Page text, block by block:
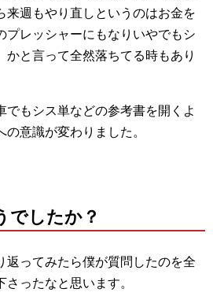
来週もやり直しというのはお金を
プレッシャーにもなりいやでもシ
かと言って全然落ちてる時もあり
でもシス単などの参考書を開くよ
意識が変わりました。
でしたか？
返ってみたら僕が質問したのを全
ったなと思います。